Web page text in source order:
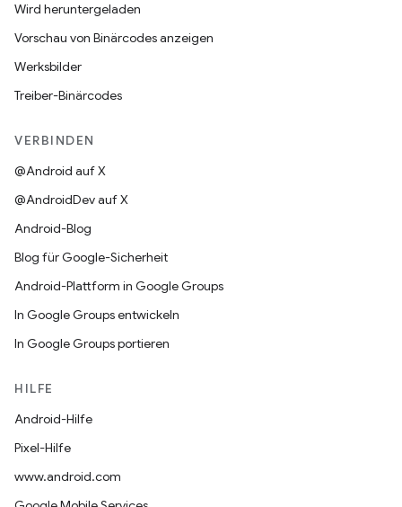
Wird heruntergeladen
Vorschau von Binärcodes anzeigen
Werksbilder
Treiber-Binärcodes
VERBINDEN
@Android auf X
@AndroidDev auf X
Android-Blog
Blog für Google-Sicherheit
Android-Plattform in Google Groups
In Google Groups entwickeln
In Google Groups portieren
HILFE
Android-Hilfe
Pixel-Hilfe
www.android.com